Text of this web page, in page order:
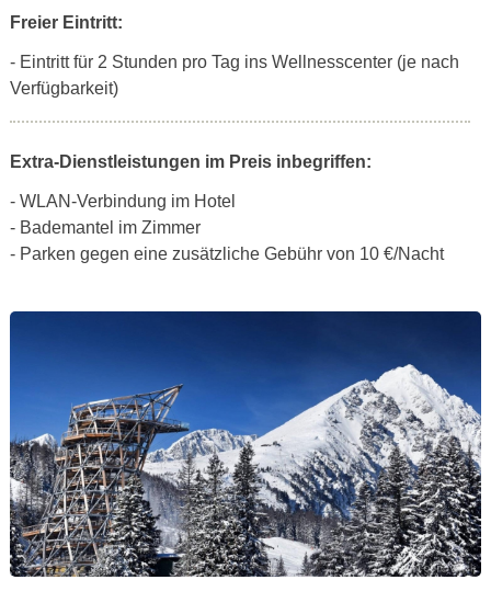
Freier Eintritt:
- Eintritt für 2 Stunden pro Tag ins Wellnesscenter (je nach
Verfügbarkeit)
Extra-Dienstleistungen im Preis inbegriffen:
- WLAN-Verbindung im Hotel
- Bademantel im Zimmer
- Parken gegen eine zusätzliche Gebühr von 10 €/Nacht